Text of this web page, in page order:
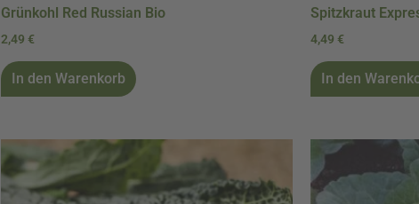
Grünkohl Red Russian Bio
2,49 €
In den Warenkorb
Spitzkraut
4,49 €
In den